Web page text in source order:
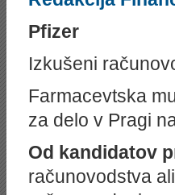
Pfizer
Izkušeni
Farmacevtska
za delo v Pragi
Od kandidatov
računovodstva